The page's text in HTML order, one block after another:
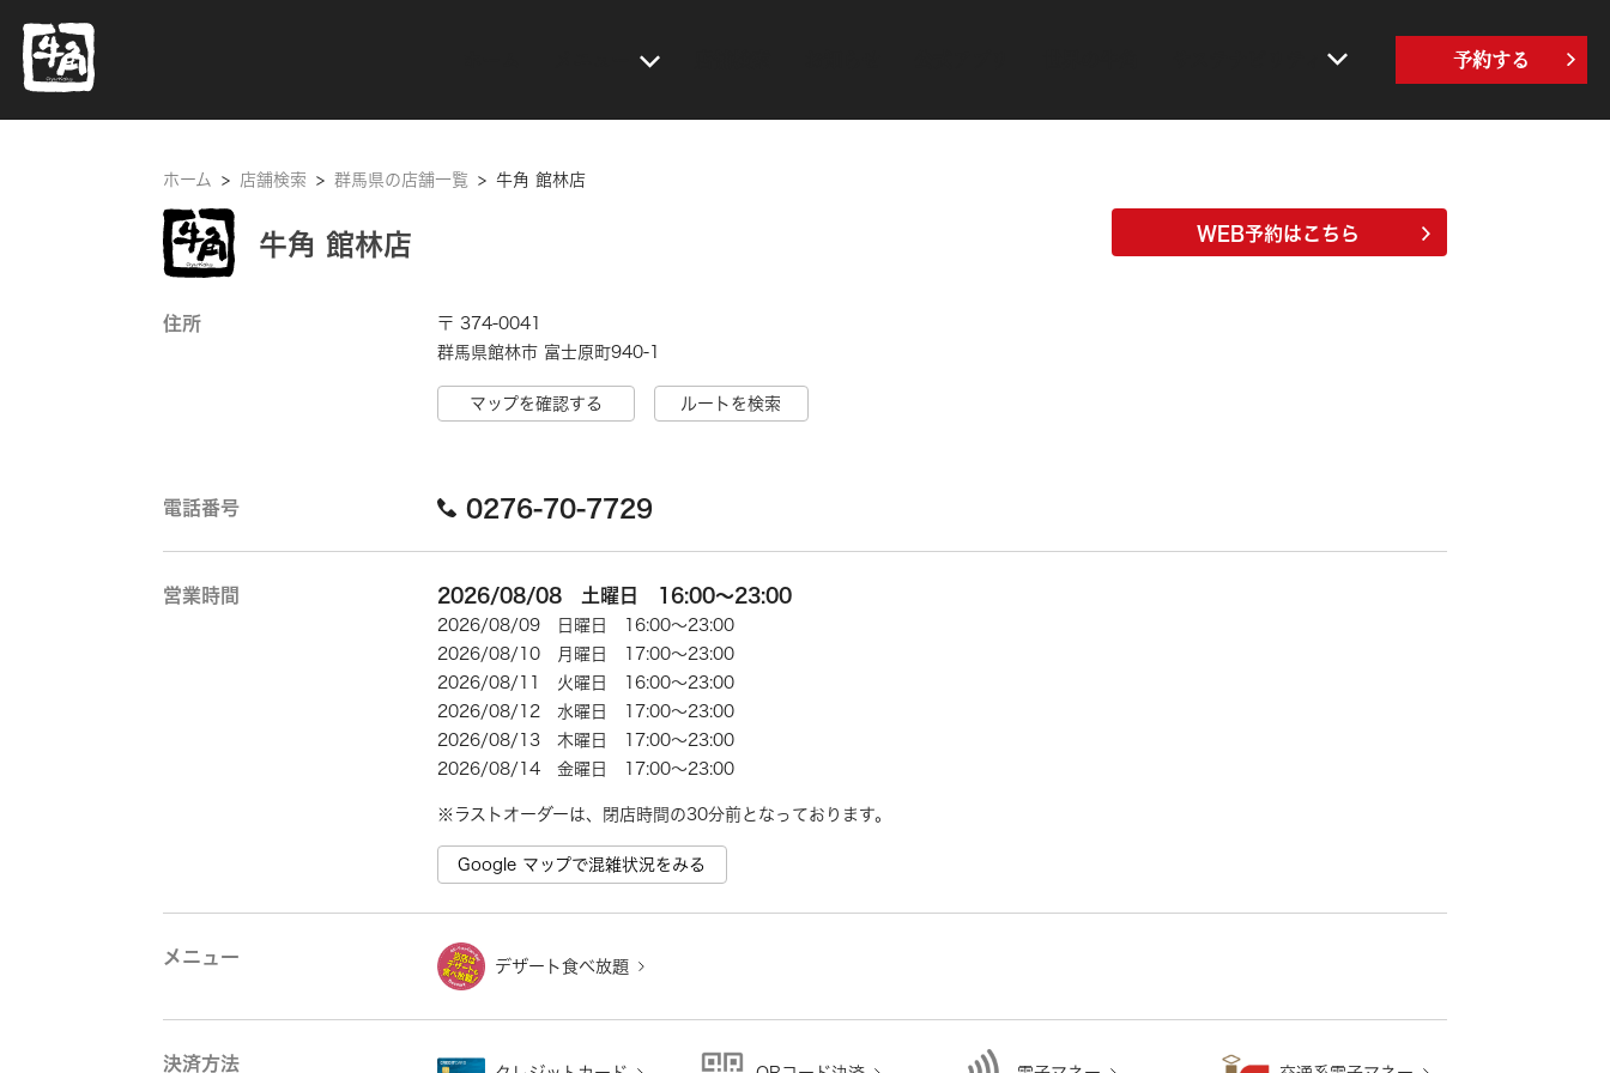
予約する
ホーム > 店舗検索 > 群馬県の店舗一覧 > 牛角 館林店
牛角 館林店
住所
〒 374-0041
群馬県館林市 富士原町940-1
マップを確認する ルートを検索
WEB予約はこちら
電話番号 0276-70-7729
営業時間 2026/08/08 土曜日 16:00～23:00
2026/08/09 日曜日 16:00～23:00
2026/08/10 月曜日 17:00～23:00
2026/08/11 火曜日 16:00～23:00
2026/08/12 水曜日 17:00～23:00
2026/08/13 木曜日 17:00～23:00
2026/08/14 金曜日 17:00～23:00
※ラストオーダーは、閉店時間の30分前となっております。
Google マップで混雑状況をみる
メニュー デザート食べ放題
決済方法